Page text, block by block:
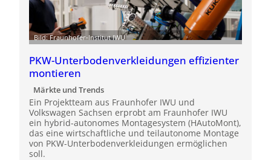
Bild: Fraunhofer-Institut IWU
PKW-Unterbodenverkleidungen effizienter
montieren
Märkte und Trends
Ein Projektteam aus Fraunhofer IWU und
Volkswagen Sachsen erprobt am Fraunhofer IWU
ein hybrid-autonomes Montagesystem (HAutoMont),
das eine wirtschaftliche und teilautonome Montage
von PKW-Unterbodenverkleidungen ermöglichen
soll.